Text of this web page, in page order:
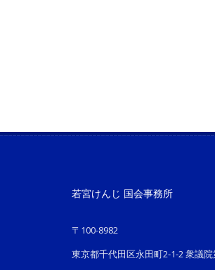
若宮けんじ 国会事務所
〒100-8982
東京都千代田区永田町2-1-2 衆議